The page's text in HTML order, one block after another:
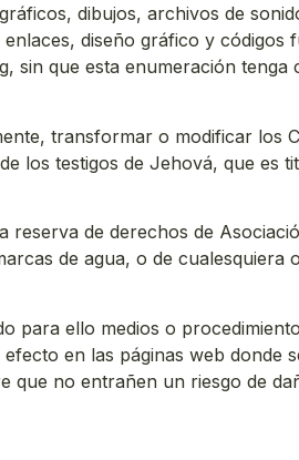
dibujos, archivos de
diseño gráfico y códigos
sin que esta enumeración tenga
transformar o modificar los
los testigos de Jehová, que es
de derechos de
de agua, o de cualesquiera
para ello medios o
en las páginas web donde
que no entrañen un riesgo de